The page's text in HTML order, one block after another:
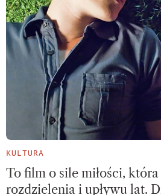
KULTURA
To film o sile miłości,
rozdzielenia i upływu lat.